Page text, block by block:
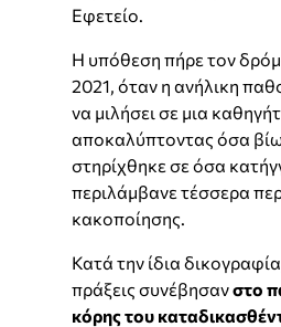
Εφετείο.
Η υπόθεση πήρε τον
2021, όταν η ανήλικη
να μιλήσει σε μια
αποκαλύπτοντας όσα
στηρίχθηκε σε όσα
περιλάμβανε τέσσερα
κακοποίησης.
Κατά την ίδια
πράξεις συνέβησανστο
κόρης του